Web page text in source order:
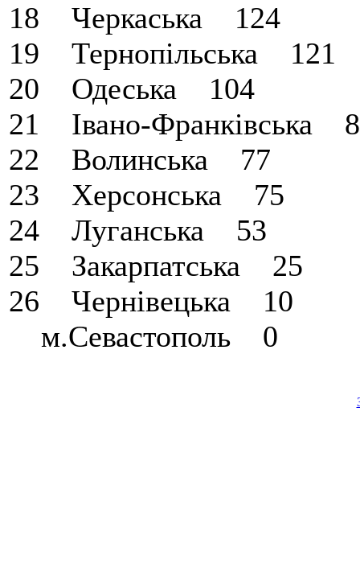
18 Черкаська 124
19 Тернопiльська 121
20 Одеська 104
21 Івано-Франкiвська
22 Волинська 77
23 Херсонська 75
24 Луганська 53
25 Закарпатська 25
26 Чернiвецька 10